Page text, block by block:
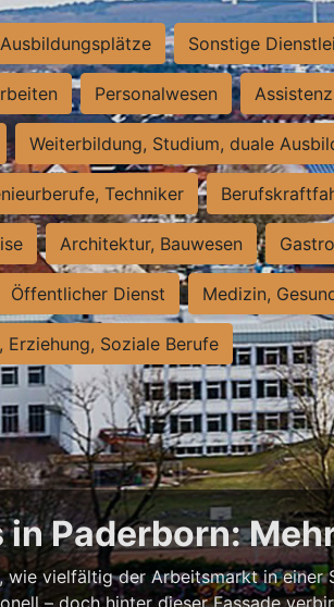
Ausbildungsplätze Sonstige
Personalwesen
Weiterbildung, Studium, duale
Techniker
Architektur, Bauwesen
Öffentlicher Dienst Medizin,
Erziehung, Soziale Berufe
Paderborn:
vielfältig der Arbeitsmarkt in